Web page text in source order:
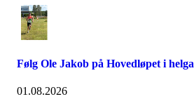
Følg Ole Jakob på Hovedløpet i helga
01.08.2026